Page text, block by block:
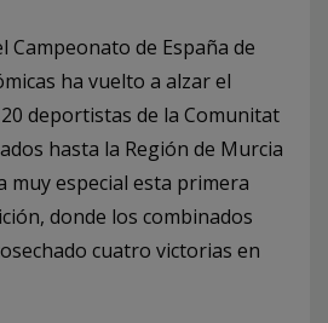
Campeonato de España de
ha vuelto a alzar el
deportistas de la Comunitat
hasta la Región de Murcia
muy especial esta primera
donde los combinados
cuatro victorias en